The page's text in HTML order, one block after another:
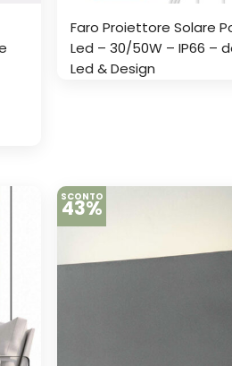
Faro Proiettore Solare
Led – 30/50W – IP66 –
Led & Design
SCONTO
43%